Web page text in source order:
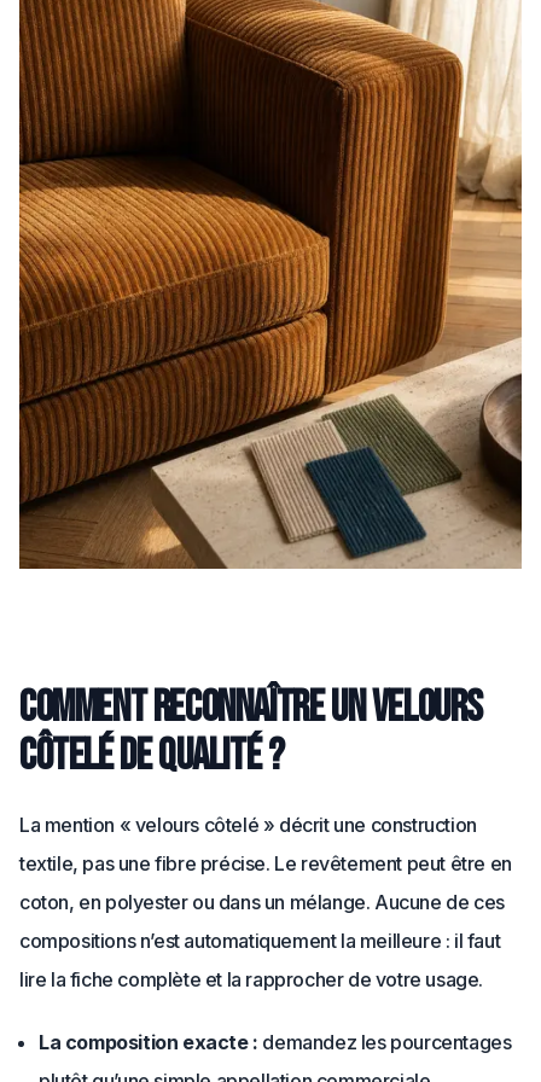
Comment reconnaître un velours
côtelé de qualité ?
La mention « velours côtelé » décrit une construction
textile, pas une fibre précise. Le revêtement peut être en
coton, en polyester ou dans un mélange. Aucune de ces
compositions n’est automatiquement la meilleure : il faut
lire la fiche complète et la rapprocher de votre usage.
La composition exacte : demandez les pourcentages